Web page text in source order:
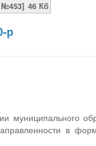
№453] 46 Кб
р
муниципального
в